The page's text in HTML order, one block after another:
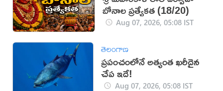
బోనాల ప్రత్యేకత (18/20)
Aug 07, 2026, 05:08 IST
తెలంగాణ
ప్రపంచంలోనే అత్యంత ఖరీదైన
చేప ఇదే!
Aug 07, 2026, 05:08 IST